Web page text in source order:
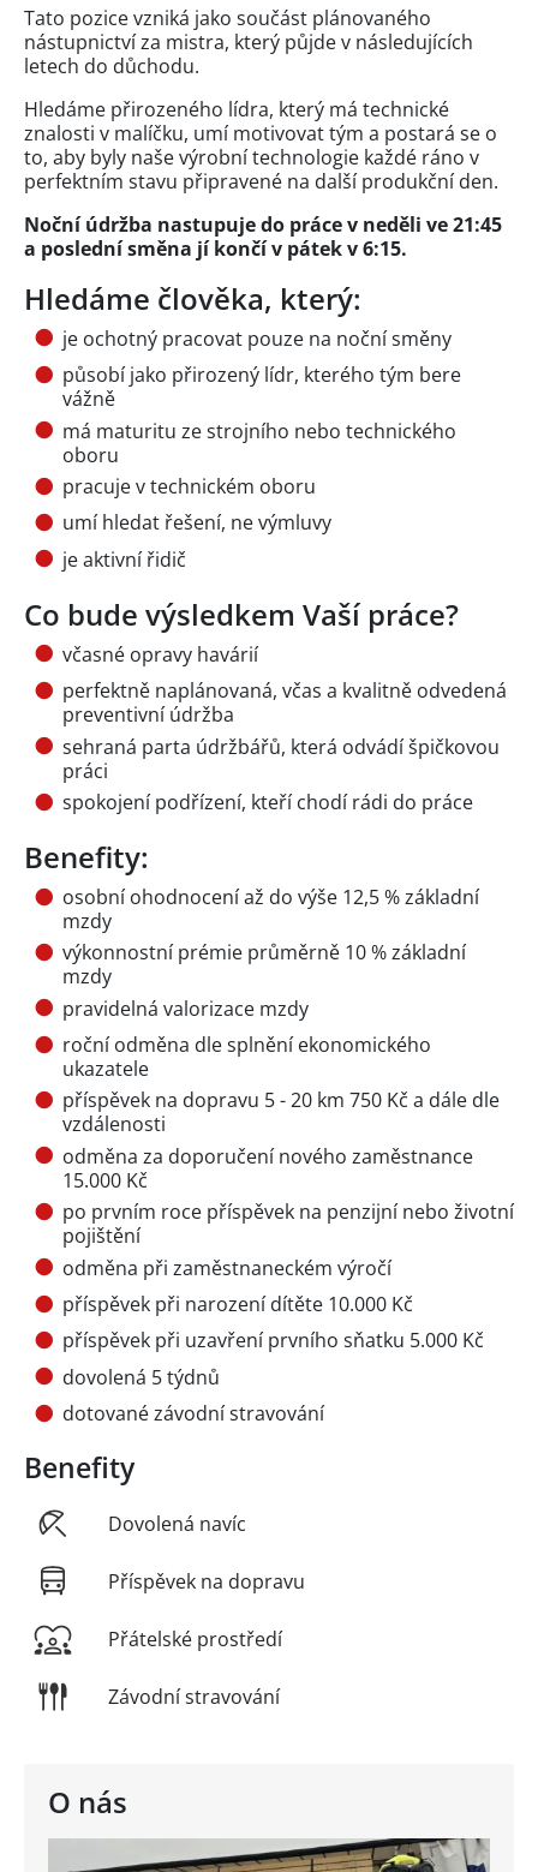
O nás
Tato pozice vzniká jako součást plánovaného
nástupnictví za mistra, který půjde v následujících
letech do důchodu.
Hledáme přirozeného lídra, který má technické
znalosti v malíčku, umí motivovat tým a postará se o
to, aby byly naše výrobní technologie každé ráno v
perfektním stavu připravené na další produkční den.
Noční údržba nastupuje do práce v neděli ve 21:45
a poslední směna jí končí v pátek v 6:15.
Hledáme člověka, který:
je ochotný pracovat pouze na noční směny
působí jako přirozený lídr, kterého tým bere
vážně
má maturitu ze strojního nebo technického
oboru
pracuje v technickém oboru
umí hledat řešení, ne výmluvy
je aktivní řidič
Co bude výsledkem Vaší práce?
včasné opravy havárií
perfektně naplánovaná, včas a kvalitně odvedená
preventivní údržba
sehraná parta údržbářů, která odvádí špičkovou
práci
spokojení podřízení, kteří chodí rádi do práce
Benefity:
osobní ohodnocení až do výše 12,5 % základní
mzdy
výkonnostní prémie průměrně 10 % základní
mzdy
pravidelná valorizace mzdy
roční odměna dle splnění ekonomického
ukazatele
příspěvek na dopravu 5 - 20 km 750 Kč a dále dle
vzdálenosti
odměna za doporučení nového zaměstnance
15.000 Kč
po prvním roce příspěvek na penzijní nebo životní
pojištění
odměna při zaměstnaneckém výročí
příspěvek při narození dítěte 10.000 Kč
příspěvek při uzavření prvního sňatku 5.000 Kč
dovolená 5 týdnů
dotované závodní stravování
Benefity
Dovolená navíc
Příspěvek na dopravu
Přátelské prostředí
Závodní stravování